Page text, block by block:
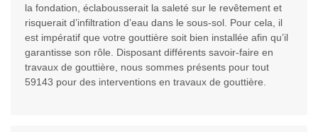
la fondation, éclabousserait la saleté sur le revêtement et
risquerait d’infiltration d’eau dans le sous-sol. Pour cela, il
est impératif que votre gouttière soit bien installée afin qu’il
garantisse son rôle. Disposant différents savoir-faire en
travaux de gouttière, nous sommes présents pour tout
59143 pour des interventions en travaux de gouttière.